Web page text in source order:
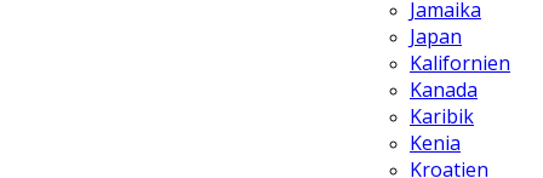
Jamaika
Japan
Kalifornien
Kanada
Karibik
Kenia
Kroatien